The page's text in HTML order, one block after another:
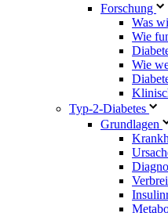
Forschung
Was
Wie
Wie
Typ-2-Diabetes
Grundlagen